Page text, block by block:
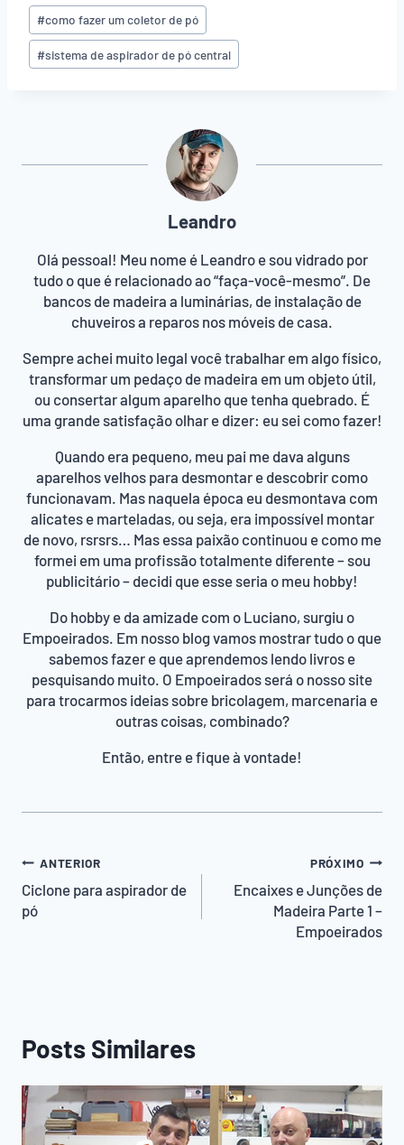
Post:
#como fazer um coletor de pó
#sistema de aspirador de pó central
Leandro
Olá pessoal! Meu nome é Leandro e sou vidrado por
tudo o que é relacionado ao “faça-você-mesmo”. De
bancos de madeira a luminárias, de instalação de
chuveiros a reparos nos móveis de casa.
Sempre achei muito legal você trabalhar em algo físico,
transformar um pedaço de madeira em um objeto útil,
ou consertar algum aparelho que tenha quebrado. É
uma grande satisfação olhar e dizer: eu sei como fazer!
Quando era pequeno, meu pai me dava alguns
aparelhos velhos para desmontar e descobrir como
funcionavam. Mas naquela época eu desmontava com
alicates e marteladas, ou seja, era impossível montar
de novo, rsrsrs… Mas essa paixão continuou e como me
formei em uma profissão totalmente diferente – sou
publicitário – decidi que esse seria o meu hobby!
Do hobby e da amizade com o Luciano, surgiu o
Empoeirados. Em nosso blog vamos mostrar tudo o que
sabemos fazer e que aprendemos lendo livros e
pesquisando muito. O Empoeirados será o nosso site
para trocarmos ideias sobre bricolagem, marcenaria e
outras coisas, combinado?
Então, entre e fique à vontade!
Navegação
de
Post
ANTERIOR
Ciclone para aspirador de
pó
PRÓXIMO
Encaixes e Junções de
Madeira Parte 1 –
Empoeirados
Posts Similares